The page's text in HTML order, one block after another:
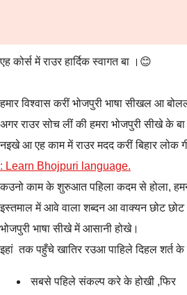
एह कोर्स में राउर हार्दिक स्वागत बा ।😊
हमार विश्वास करीं भोजपुरी भाषा सीखल आ
अगर राउर सोच लीं की हमरा भोजपुरी सीखे के
नइखे आ एह काम में राउर मदद करीं बिहार लोक
: Learn Bhojpuri language.
कउनो काम के शुरुआत पहिला कदम से होला,
इस्तमाल में आवे वाला शब्दन आ वाक्यन छोट छोट
भोजपुरी भाषा सीखे में आसानी होखे।
इहां तक पहुँचे खातिर रउआ पाहिले दिहल शर्त के
सबसे पहिले संकल्प करे के होखी ,फिर